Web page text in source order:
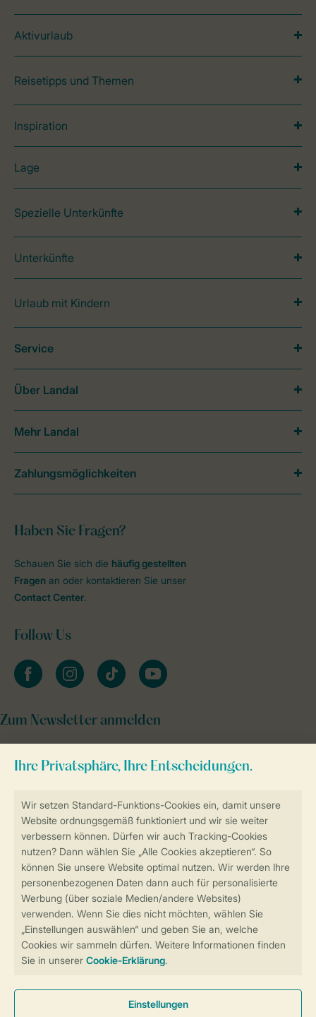
Sicherstellung Deiner Privatsphäre
Sicher und schnell zur Online-Buchung
Sichere Datenübertragung
Sicheres Bezahlen
Aktivurlaub
Reisetipps und Themen
Inspiration
Lage
Spezielle Unterkünfte
Unterkünfte
Urlaub mit Kindern
Haben Sie Fragen?
Schauen Sie sich die häufig gestellten
Fragen an oder kontaktieren Sie unser
Contact Center.
Follow Us
facebookinstagramtiktok youtube
Zum Newsletter anmelden
Service
Über Landal
Mehr Landal
Zahlungsmöglichkeiten